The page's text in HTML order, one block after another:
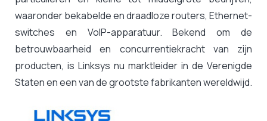
waaronder bekabelde en draadloze routers, Ethernet-
switches en VoIP-apparatuur. Bekend om de
betrouwbaarheid en concurrentiekracht van zijn
producten, is Linksys nu marktleider in de Verenigde
Staten en een van de grootste fabrikanten wereldwijd.